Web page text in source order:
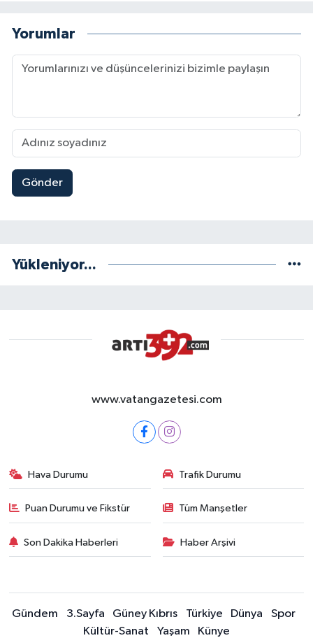
Yorumlar
Gönder
Yükleniyor...
www.vatangazetesi.com
Hava Durumu Trafik Durumu
Puan Durumu ve Fikstür Tüm Manşetler
Son Dakika Haberleri Haber Arşivi
Gündem 3.Sayfa Güney Kıbrıs Türkiye Dünya
Spor
Kültür-Sanat
Yaşam Künye